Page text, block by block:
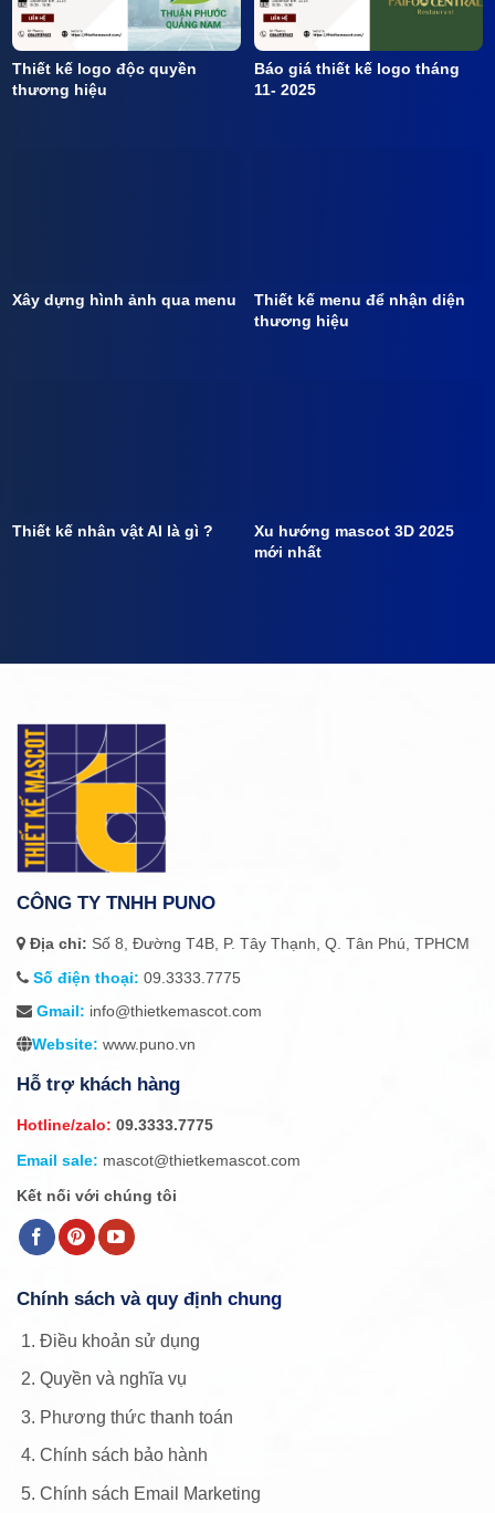
Thiết kế logo độc quyền
thương hiệu
Báo giá thiết kế logo tháng
11- 2025
Xây dựng hình ảnh qua menu
Thiết kế menu để nhận diện
thương hiệu
Thiết kế nhân vật AI là gì ?
Xu hướng mascot 3D 2025
mới nhất
CÔNG TY TNHH PUNO
Địa chỉ: Số 8, Đường T4B, P. Tây Thạnh, Q. Tân Phú, TPHCM
Số điện thoại: 09.3333.7775
Gmail: info@thietkemascot.com
Website: www.puno.vn
Hỗ trợ khách hàng
Hotline/zalo: 09.3333.7775
Email sale: mascot@thietkemascot.com
Kết nối với chúng tôi
Chính sách và quy định chung
Điều khoản sử dụng
Quyền và nghĩa vụ
Phương thức thanh toán
Chính sách bảo hành
Chính sách Email Marketing